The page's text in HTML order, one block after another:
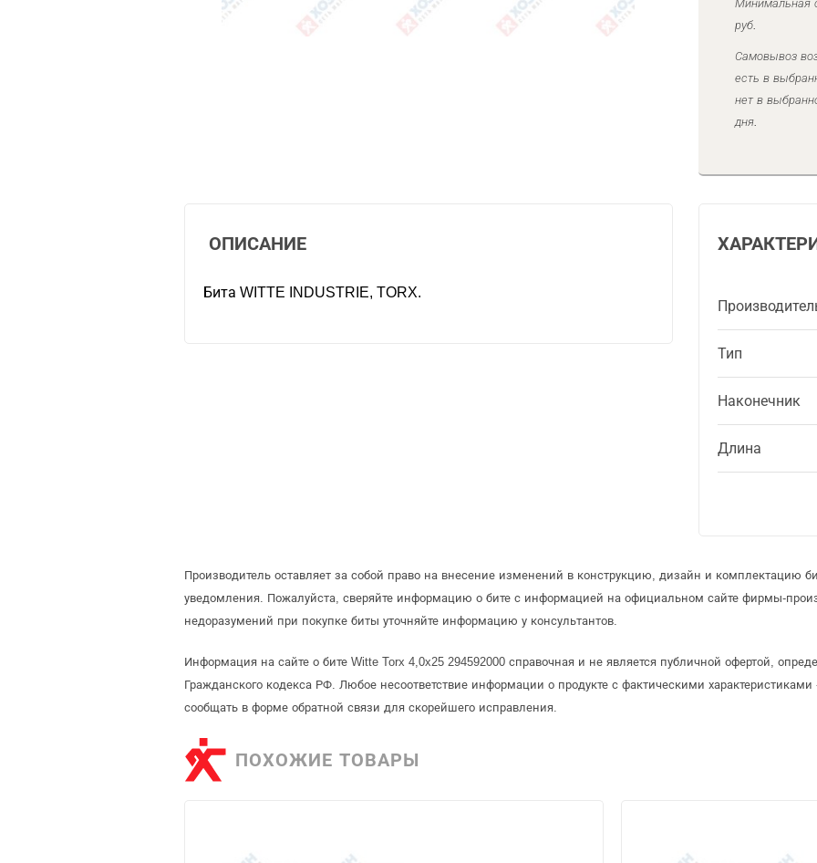
Минимальная
руб.
Самовывоз
есть в
нет в
дня.
Тип
Наконечник
Длина
ОПИСАНИЕ
Бита WITTE INDUSTRIE, TORX.
Производитель оставляет за собой право на внесение изменений в конструкцию, дизайн и комплектацию
уведомления. Пожалуйста, сверяйте информацию о бите с информацией на официальном сайте фирмы-
недоразумений при покупке биты уточняйте информацию у консультантов.
Информация на сайте о бите Witte Torx 4,0x25 294592000 справочная и не является публичной офертой,
Гражданского кодекса РФ. Любое несоответствие информации о продукте с фактическими
сообщать в форме обратной связи для скорейшего исправления.
ПОХОЖИЕ ТОВАРЫ